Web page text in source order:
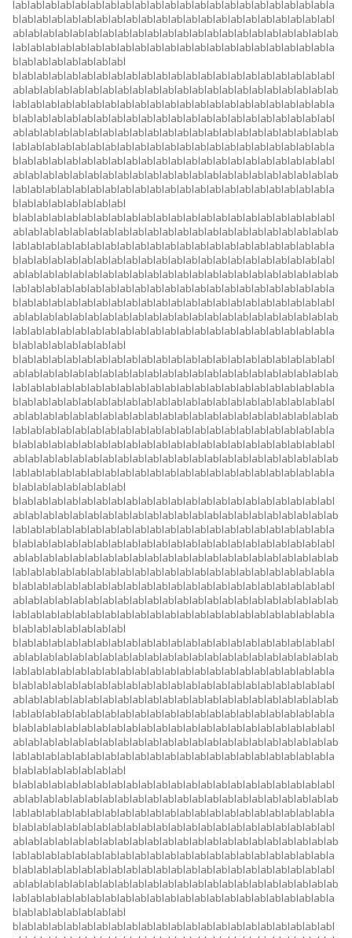
lablablablablablablablablablablablablablablablablablablablablabla
blablablablablablablablablablablablablablablablablablablablablabl
ablablablablablablablablablablablablablablablablablablablablablab
lablablablablablablablablablablablablablablablablablablablablabla
blablablablablablablabl
blablablablablablablablablablablablablablablablablablablablablabl
ablablablablablablablablablablablablablablablablablablablablablab
lablablablablablablablablablablablablablablablablablablablablabla
blablablablablablablablablablablablablablablablablablablablablabl
ablablablablablablablablablablablablablablablablablablablablablab
lablablablablablablablablablablablablablablablablablablablablabla
blablablablablablablablablablablablablablablablablablablablablabl
ablablablablablablablablablablablablablablablablablablablablablab
lablablablablablablablablablablablablablablablablablablablablabla
blablablablablablablabl
blablablablablablablablablablablablablablablablablablablablablabl
ablablablablablablablablablablablablablablablablablablablablablab
lablablablablablablablablablablablablablablablablablablablablabla
blablablablablablablablablablablablablablablablablablablablablabl
ablablablablablablablablablablablablablablablablablablablablablab
lablablablablablablablablablablablablablablablablablablablablabla
blablablablablablablablablablablablablablablablablablablablablabl
ablablablablablablablablablablablablablablablablablablablablablab
lablablablablablablablablablablablablablablablablablablablablabla
blablablablablablablabl
blablablablablablablablablablablablablablablablablablablablablabl
ablablablablablablablablablablablablablablablablablablablablablab
lablablablablablablablablablablablablablablablablablablablablabla
blablablablablablablablablablablablablablablablablablablablablabl
ablablablablablablablablablablablablablablablablablablablablablab
lablablablablablablablablablablablablablablablablablablablablabla
blablablablablablablablablablablablablablablablablablablablablabl
ablablablablablablablablablablablablablablablablablablablablablab
lablablablablablablablablablablablablablablablablablablablablabla
blablablablablablablabl
blablablablablablablablablablablablablablablablablablablablablabl
ablablablablablablablablablablablablablablablablablablablablablab
lablablablablablablablablablablablablablablablablablablablablabla
blablablablablablablablablablablablablablablablablablablablablabl
ablablablablablablablablablablablablablablablablablablablablablab
lablablablablablablablablablablablablablablablablablablablablabla
blablablablablablablablablablablablablablablablablablablablablabl
ablablablablablablablablablablablablablablablablablablablablablab
lablablablablablablablablablablablablablablablablablablablablabla
blablablablablablablabl
blablablablablablablablablablablablablablablablablablablablablabl
ablablablablablablablablablablablablablablablablablablablablablab
lablablablablablablablablablablablablablablablablablablablablabla
blablablablablablablablablablablablablablablablablablablablablabl
ablablablablablablablablablablablablablablablablablablablablablab
lablablablablablablablablablablablablablablablablablablablablabla
blablablablablablablablablablablablablablablablablablablablablabl
ablablablablablablablablablablablablablablablablablablablablablab
lablablablablablablablablablablablablablablablablablablablablabla
blablablablablablablabl
blablablablablablablablablablablablablablablablablablablablablabl
ablablablablablablablablablablablablablablablablablablablablablab
lablablablablablablablablablablablablablablablablablablablablabla
blablablablablablablablablablablablablablablablablablablablablabl
ablablablablablablablablablablablablablablablablablablablablablab
lablablablablablablablablablablablablablablablablablablablablabla
blablablablablablablablablablablablablablablablablablablablablabl
ablablablablablablablablablablablablablablablablablablablablablab
lablablablablablablablablablablablablablablablablablablablablabla
blablablablablablablabl
blablablablablablablablablablablablablablablablablablablablablabl